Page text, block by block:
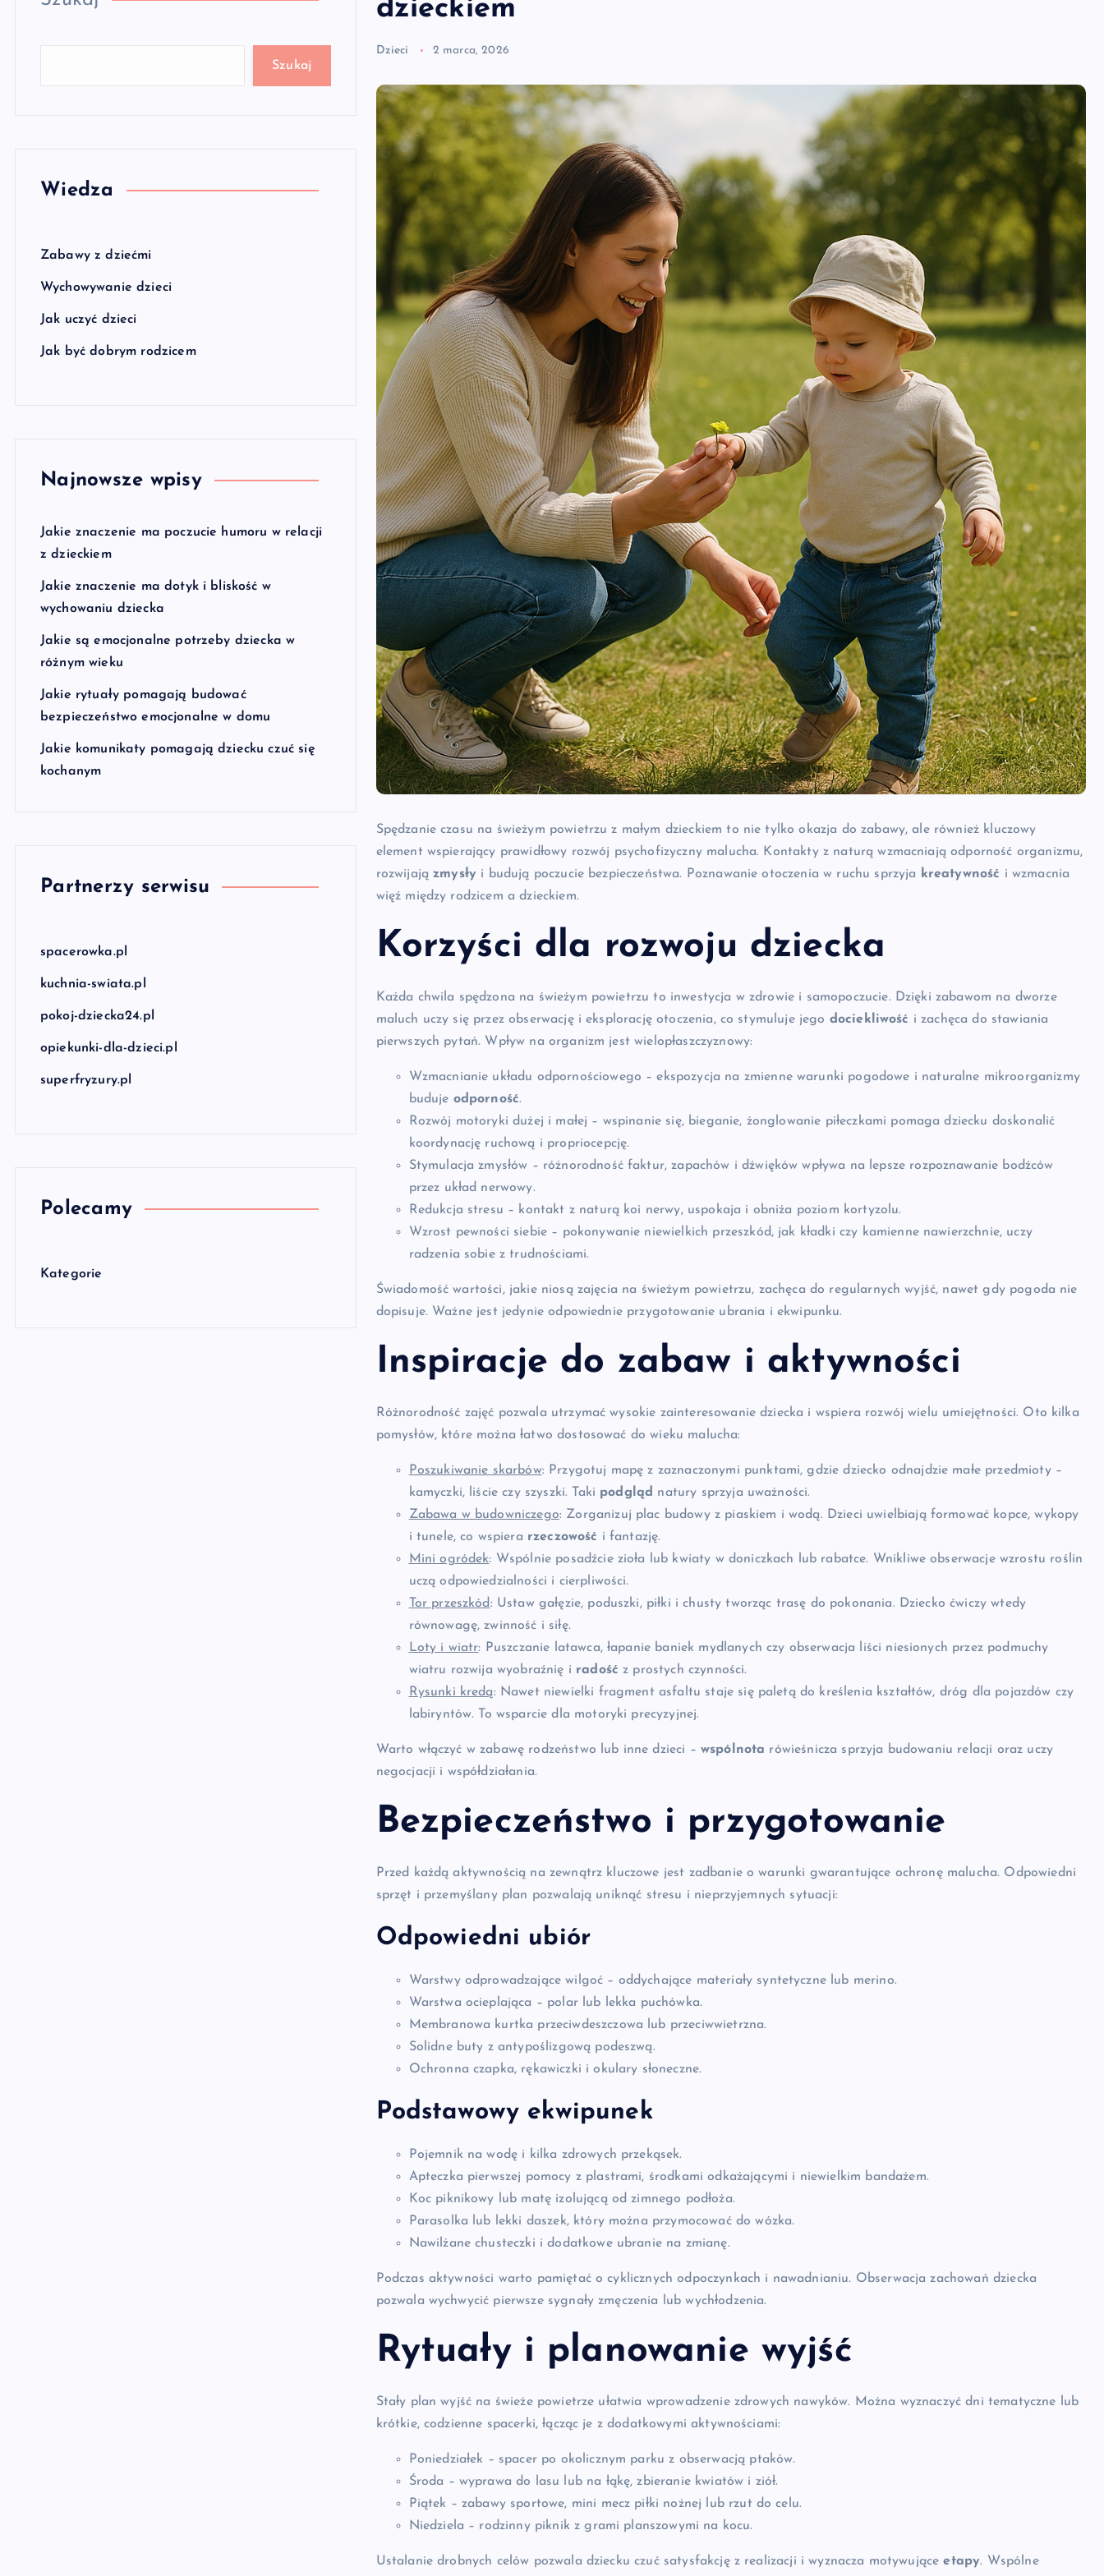
Szukaj
Wiedza
Zabawy z dziećmi
Wychowywanie dzieci
Jak uczyć dzieci
Jak być dobrym rodzicem
Najnowsze wpisy
Jakie znaczenie ma poczucie humoru w relacji
z dzieckiem
Jakie znaczenie ma dotyk i bliskość w
wychowaniu dziecka
Jakie są emocjonalne potrzeby dziecka w
różnym wieku
Jakie rytuały pomagają budować
bezpieczeństwo emocjonalne w domu
Jakie komunikaty pomagają dziecku czuć się
kochanym
Partnerzy serwisu
spacerowka.pl
kuchnia-swiata.pl
pokoj-dziecka24.pl
opiekunki-dla-dzieci.pl
superfryzury.pl
Polecamy
Kategorie
dzieckiem
Dzieci 2 marca, 2026
Spędzanie czasu na świeżym powietrzu z małym dzieckiem to nie tylko okazja do zabawy, ale również kluczowy
element wspierający prawidłowy rozwój psychofizyczny malucha. Kontakty z naturą wzmacniają odporność organizmu,
rozwijajązmysły i budują poczucie bezpieczeństwa. Poznawanie otoczenia w ruchu sprzyja kreatywność i wzmacnia
więź między rodzicem a dzieckiem.
Korzyści dla rozwoju dziecka
Każda chwila spędzona na świeżym powietrzu to inwestycja w zdrowie i samopoczucie. Dzięki zabawom na dworze
maluch uczy się przez obserwację i eksplorację otoczenia, co stymuluje jego dociekliwość i zachęca do stawiania
pierwszych pytań. Wpływ na organizm jest wielopłaszczyznowy:
Wzmacnianie układu odpornościowego – ekspozycja na zmienne warunki pogodowe i naturalne mikroorganizmy
buduje odporność.
Rozwój motoryki dużej i małej – wspinanie się, bieganie, żonglowanie piłeczkami pomaga dziecku doskonalić
koordynację ruchową i propriocepcję.
Stymulacja zmysłów – różnorodność faktur, zapachów i dźwięków wpływa na lepsze rozpoznawanie bodźców
przez układ nerwowy.
Redukcja stresu – kontakt z naturą koi nerwy, uspokaja i obniża poziom kortyzolu.
Wzrost pewności siebie – pokonywanie niewielkich przeszkód, jak kładki czy kamienne nawierzchnie, uczy
radzenia sobie z trudnościami.
Świadomość wartości, jakie niosą zajęcia na świeżym powietrzu, zachęca do regularnych wyjść, nawet gdy pogoda nie
dopisuje. Ważne jest jedynie odpowiednie przygotowanie ubrania i ekwipunku.
Inspiracje do zabaw i aktywności
Różnorodność zajęć pozwala utrzymać wysokie zainteresowanie dziecka i wspiera rozwój wielu umiejętności. Oto kilka
pomysłów, które można łatwo dostosować do wieku malucha:
Poszukiwanie skarbów: Przygotuj mapę z zaznaczonymi punktami, gdzie dziecko odnajdzie małe przedmioty –
kamyczki, liście czy szyszki. Taki podgląd natury sprzyja uważności.
Zabawa w budowniczego: Zorganizuj plac budowy z piaskiem i wodą. Dzieci uwielbiają formować kopce, wykopy
i tunele, co wspiera rzeczowość i fantazję.
Mini ogródek: Wspólnie posadźcie zioła lub kwiaty w doniczkach lub rabatce. Wnikliwe obserwacje wzrostu roślin
uczą odpowiedzialności i cierpliwości.
Tor przeszkód: Ustaw gałęzie, poduszki, piłki i chusty tworząc trasę do pokonania. Dziecko ćwiczy wtedy
równowagę, zwinność i siłę.
Loty i wiatr: Puszczanie latawca, łapanie baniek mydlanych czy obserwacja liści niesionych przez podmuchy
wiatru rozwija wyobraźnię i radość z prostych czynności.
Rysunki kredą: Nawet niewielki fragment asfaltu staje się paletą do kreślenia kształtów, dróg dla pojazdów czy
labiryntów. To wsparcie dla motoryki precyzyjnej.
Warto włączyć w zabawę rodzeństwo lub inne dzieci – wspólnota rówieśnicza sprzyja budowaniu relacji oraz uczy
negocjacji i współdziałania.
Bezpieczeństwo i przygotowanie
Przed każdą aktywnością na zewnątrz kluczowe jest zadbanie o warunki gwarantujące ochronę malucha. Odpowiedni
sprzęt i przemyślany plan pozwalają uniknąć stresu i nieprzyjemnych sytuacji:
Odpowiedni ubiór
Warstwy odprowadzające wilgoć – oddychające materiały syntetyczne lub merino.
Warstwa ocieplająca – polar lub lekka puchówka.
Membranowa kurtka przeciwdeszczowa lub przeciwwietrzna.
Solidne buty z antypoślizgową podeszwą.
Ochronna czapka, rękawiczki i okulary słoneczne.
Podstawowy ekwipunek
Pojemnik na wodę i kilka zdrowych przekąsek.
Apteczka pierwszej pomocy z plastrami, środkami odkażającymi i niewielkim bandażem.
Koc piknikowy lub matę izolującą od zimnego podłoża.
Parasolka lub lekki daszek, który można przymocować do wózka.
Nawilżane chusteczki i dodatkowe ubranie na zmianę.
Podczas aktywności warto pamiętać o cyklicznych odpoczynkach i nawadnianiu. Obserwacja zachowań dziecka
pozwala wychwycić pierwsze sygnały zmęczenia lub wychłodzenia.
Rytuały i planowanie wyjść
Stały plan wyjść na świeże powietrze ułatwia wprowadzenie zdrowych nawyków. Można wyznaczyć dni tematyczne lub
krótkie, codzienne spacerki, łącząc je z dodatkowymi aktywnościami:
Poniedziałek – spacer po okolicznym parku z obserwacją ptaków.
Środa – wyprawa do lasu lub na łąkę, zbieranie kwiatów i ziół.
Piątek – zabawy sportowe, mini mecz piłki nożnej lub rzut do celu.
Niedziela – rodzinny piknik z grami planszowymi na kocu.
Ustalanie drobnych celów pozwala dziecku czuć satysfakcję z realizacji i wyznacza motywująceetapy. Wspólne